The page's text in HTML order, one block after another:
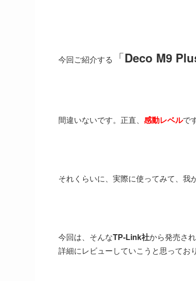
今回ご紹介する 「Deco M9
間違いないです。正直、 感動レベルで
それくらいに、実際に使ってみて、我
今回は、そんなTP-Link社から発売さ
詳細にレビューしていこうと思ってお